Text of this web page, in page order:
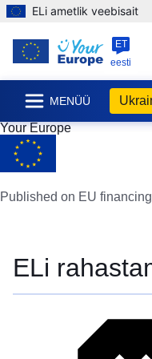
ELi ametlik veebisait
ET
eesti
MENÜÜ
Your Europe
Published on EU
ELi